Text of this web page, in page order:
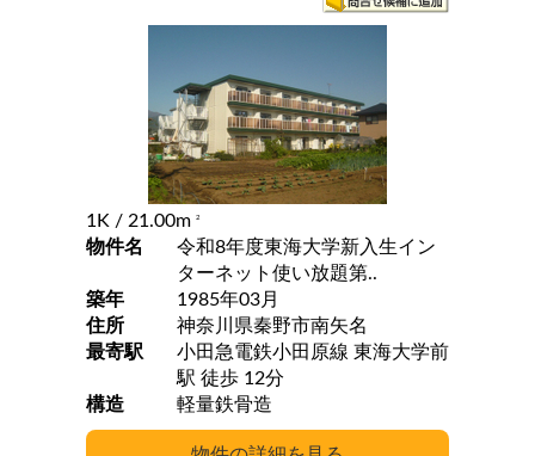
1K / 21.00m 2
物件名
令和8年度東海大学新入生イン
ターネット使い放題第..
築年
1985年03月
住所
神奈川県秦野市南矢名
最寄駅
小田急電鉄小田原線 東海大学前
駅 徒歩 12分
構造
軽量鉄骨造